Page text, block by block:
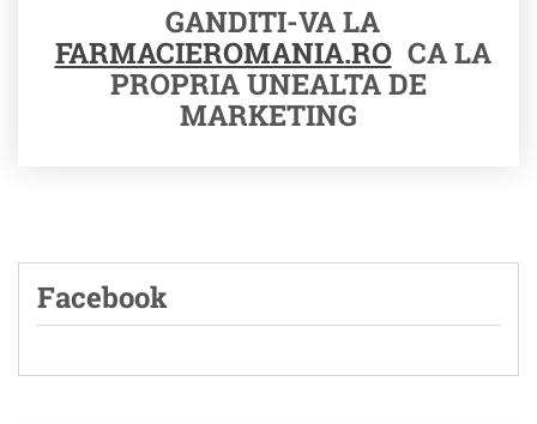
GANDITI-VA LA
FARMACIEROMANIA.RO CA LA
PROPRIA UNEALTA DE
MARKETING
Facebook